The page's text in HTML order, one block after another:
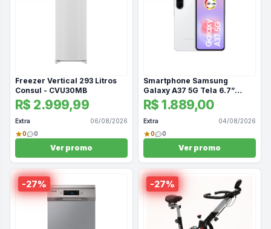
Freezer Vertical 293 Litros
Consul - CVU30MB
R$ 2.999,99
Extra
06/08/2026
0
0
Ver promo
Smartphone Samsung
Galaxy A37 5G Tela 6.7”
256GB Câmera 50MP Branco
R$ 1.889,00
Extra
04/08/2026
0
0
Ver promo
-27% -27%